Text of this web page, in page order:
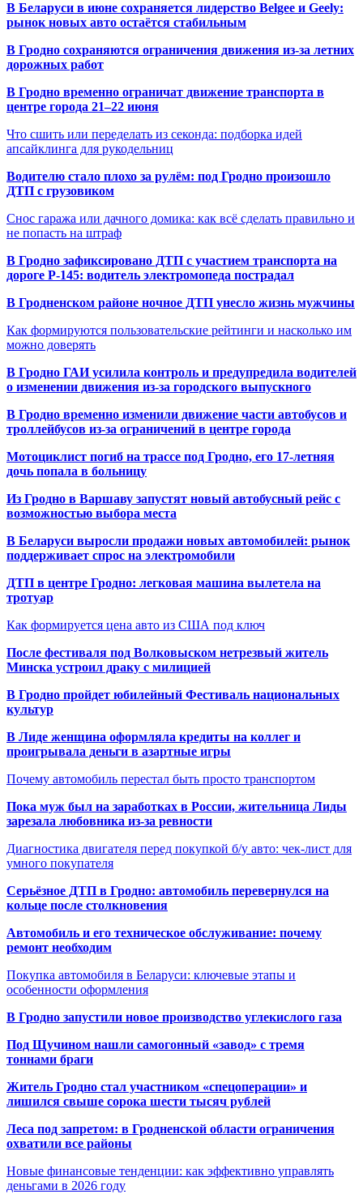
В Беларуси в июне сохраняется лидерство Belgee и Geely:
рынок новых авто остаётся стабильным
В Гродно сохраняются ограничения движения из-за летних
дорожных работ
В Гродно временно ограничат движение транспорта в
центре города 21–22 июня
Что сшить или переделать из секонда: подборка идей
апсайклинга для рукодельниц
Водителю стало плохо за рулём: под Гродно произошло
ДТП с грузовиком
Снос гаража или дачного домика: как всё сделать правильно и
не попасть на штраф
В Гродно зафиксировано ДТП с участием транспорта на
дороге Р-145: водитель электромопеда пострадал
В Гродненском районе ночное ДТП унесло жизнь мужчины
Как формируются пользовательские рейтинги и насколько им
можно доверять
В Гродно ГАИ усилила контроль и предупредила водителей
о изменении движения из-за городского выпускного
В Гродно временно изменили движение части автобусов и
троллейбусов из-за ограничений в центре города
Мотоциклист погиб на трассе под Гродно, его 17-летняя
дочь попала в больницу
Из Гродно в Варшаву запустят новый автобусный рейс с
возможностью выбора места
В Беларуси выросли продажи новых автомобилей: рынок
поддерживает спрос на электромобили
ДТП в центре Гродно: легковая машина вылетела на
тротуар
Как формируется цена авто из США под ключ
После фестиваля под Волковыском нетрезвый житель
Минска устроил драку с милицией
В Гродно пройдет юбилейный Фестиваль национальных
культур
В Лиде женщина оформляла кредиты на коллег и
проигрывала деньги в азартные игры
Почему автомобиль перестал быть просто транспортом
Пока муж был на заработках в России, жительница Лиды
зарезала любовника из-за ревности
Диагностика двигателя перед покупкой б/у авто: чек-лист для
умного покупателя
Серьёзное ДТП в Гродно: автомобиль перевернулся на
кольце после столкновения
Автомобиль и его техническое обслуживание: почему
ремонт необходим
Покупка автомобиля в Беларуси: ключевые этапы и
особенности оформления
В Гродно запустили новое производство углекислого газа
Под Щучином нашли самогонный «завод» с тремя
тоннами браги
Житель Гродно стал участником «спецоперации» и
лишился свыше сорока шести тысяч рублей
Леса под запретом: в Гродненской области ограничения
охватили все районы
Новые финансовые тенденции: как эффективно управлять
деньгами в 2026 году